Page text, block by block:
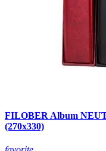
FILOBER Album
(270x330)